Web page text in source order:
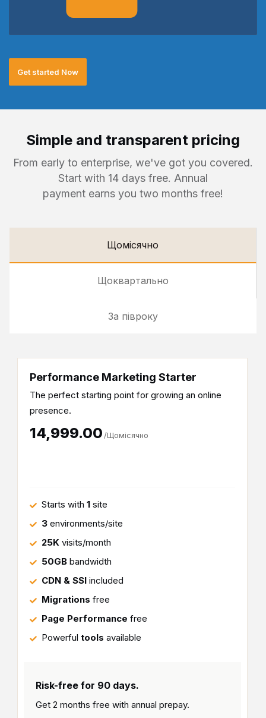
Get started Now
Simple and transparent pricing
From early to enterprise, we've got you covered.
Start with 14 days free. Annual
payment earns you two months free!
Щомісячно
Щоквартально
За півроку
Performance Marketing Starter
The perfect starting point for growing an online
presence.
₹14,999.00 /Щомісячно
Starts with 1 site
3 environments/site
25K visits/month
50GB bandwidth
CDN & SSl included
Migrations free
Page Performance free
Powerful tools available
Risk-free for 90 days.
Get 2 months free with annual prepay.